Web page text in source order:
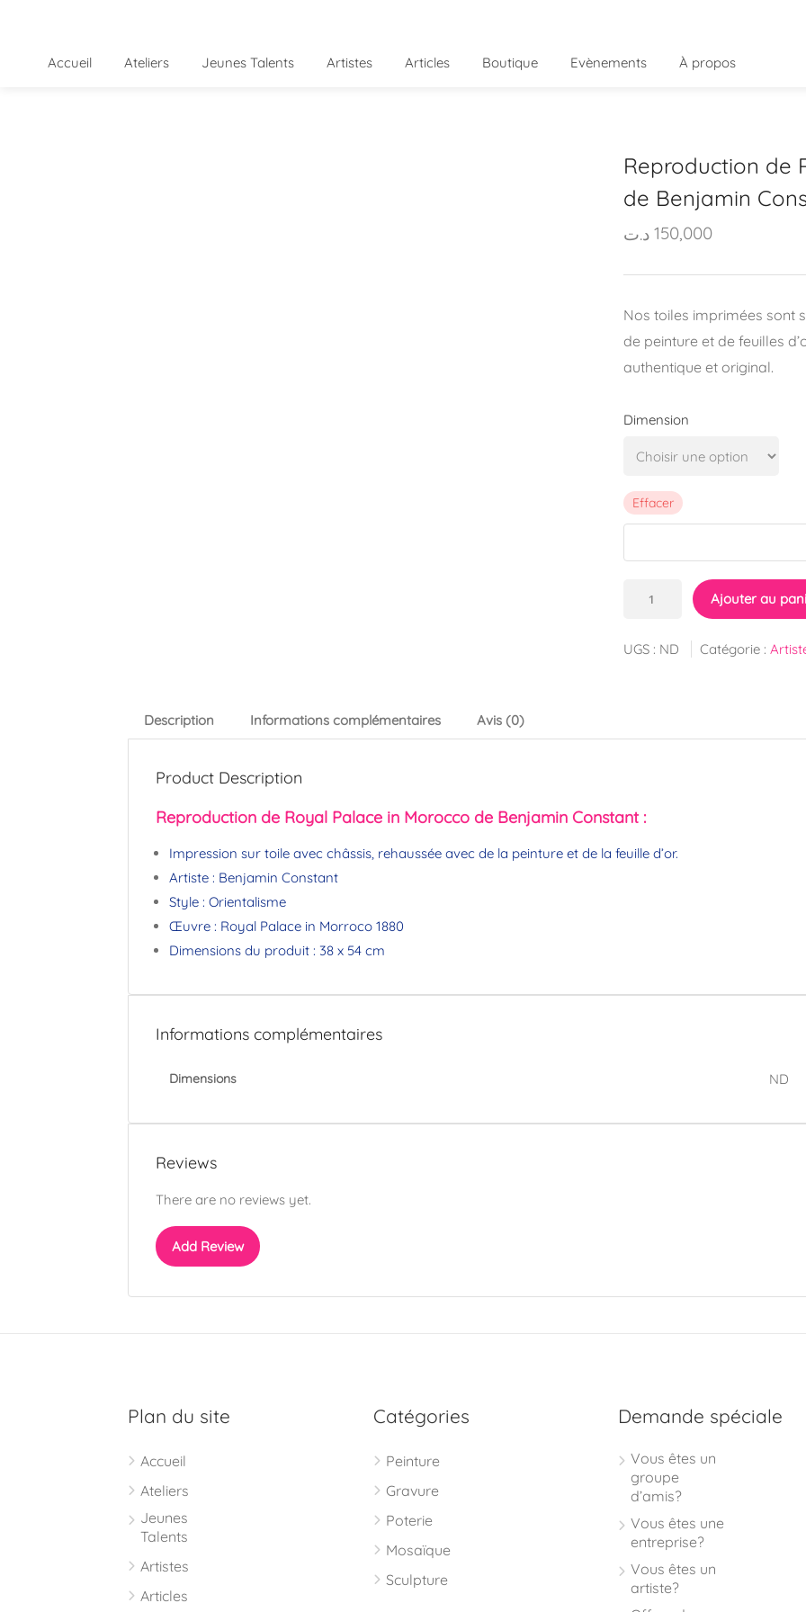
Accueil Ateliers Jeunes Talents Artistes Articles Boutique Evènements À propos
Reproduction de
de Benjamin
150,000 د.ت
Nos toiles imprimées sont
de peinture et de feuilles
authentique et original.
Dimension
Effacer
Reproduction
in
Benjamin
Ajouter au
UGS : ND Catégorie :
Description Informations complémentaires Avis (0)
Product Description
Reproduction de Royal Palace in Morocco de Benjamin Constant :
Impression sur toile avec châssis, rehaussée avec de la peinture et de la feuille d’or.
Artiste : Benjamin Constant
Style : Orientalisme
Œuvre : Royal Palace in Morroco 1880
Dimensions du produit : 38 x 54 cm
Informations complémentaires
Dimensions ND
Reviews
There are no reviews yet.
Add Review
Plan du site
Accueil
Ateliers
Jeunes
Talents
Artistes
Articles
Catégories
Peinture
Gravure
Poterie
Mosaïque
Sculpture
Demande spéciale
Vous êtes un
groupe
d’amis?
Vous êtes une
entreprise?
Vous êtes un
artiste?